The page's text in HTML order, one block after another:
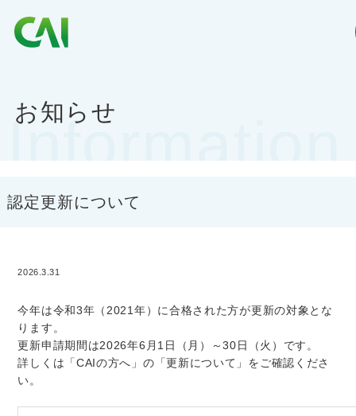
CAIの方へ
お知らせ
Information
認定更新について
2026.3.31
今年は令和3年（2021年）に合格された方が更新の対象とな
ります。
更新申請期間は2026年6月1日（月）～30日（火）です。
詳しくは「CAIの方へ」の「更新について」をご確認くださ
い。